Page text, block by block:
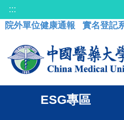
:::
院外單位健康通報
實名登記
ESG專區